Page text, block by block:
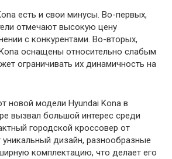
есть и свои минусы. Во-первых,
отмечают высокую цену
с конкурентами. Во-вторых,
оснащены относительно слабым
ограничивать их динамичность на
новой модели Hyundai Kona в
вызвал большой интерес среди
городской кроссовер от
уникальный дизайн, разнообразные
комплектацию, что делает его